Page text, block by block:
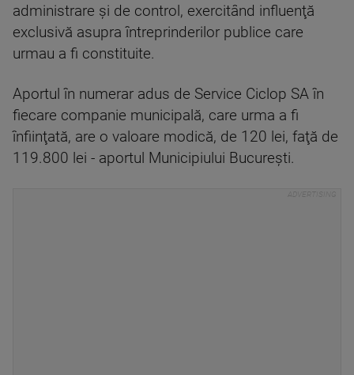
administrare şi de control, exercitând influenţă
exclusivă asupra întreprinderilor publice care
urmau a fi constituite.
Aportul în numerar adus de Service Ciclop SA în
fiecare companie municipală, care urma a fi
înfiinţată, are o valoare modică, de 120 lei, faţă de
119.800 lei - aportul Municipiului Bucureşti.